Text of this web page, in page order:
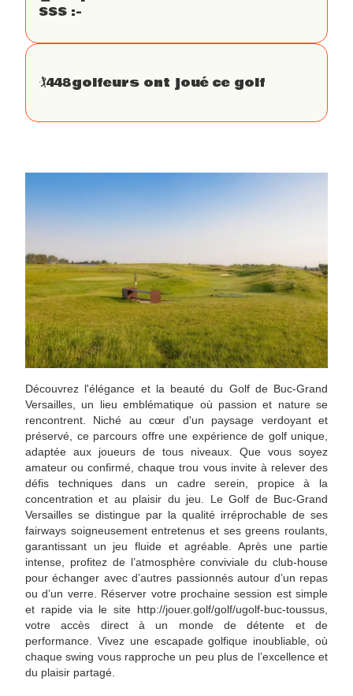
SSS :-
🏌448golfeurs ont joué ce golf
Découvrez l'élégance et la beauté du Golf de Buc-Grand
Versailles, un lieu emblématique où passion et nature se
rencontrent. Niché au cœur d'un paysage verdoyant et
préservé, ce parcours offre une expérience de golf unique,
adaptée aux joueurs de tous niveaux. Que vous soyez
amateur ou confirmé, chaque trou vous invite à relever des
défis techniques dans un cadre serein, propice à la
concentration et au plaisir du jeu. Le Golf de Buc-Grand
Versailles se distingue par la qualité irréprochable de ses
fairways soigneusement entretenus et ses greens roulants,
garantissant un jeu fluide et agréable. Après une partie
intense, profitez de l’atmosphère conviviale du club-house
pour échanger avec d’autres passionnés autour d’un repas
ou d’un verre. Réserver votre prochaine session est simple
et rapide via le site http://jouer.golf/golf/ugolf-buc-toussus,
votre accès direct à un monde de détente et de
performance. Vivez une escapade golfique inoubliable, où
chaque swing vous rapproche un peu plus de l’excellence et
du plaisir partagé.